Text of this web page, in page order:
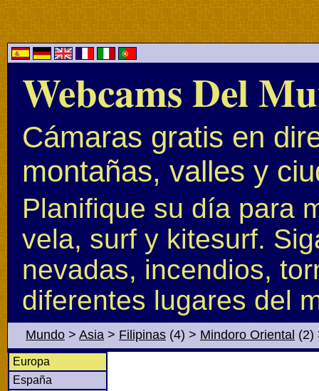
Webcams Del
Cámaras gratis en
montañas, valles y
Planifique su día para
vela, surf y kitesurf.
nevadas, incendios,
diferentes lugares del
Mundo > Asia > Filipinas (4) > Mindoro Oriental (2)
Europa
España